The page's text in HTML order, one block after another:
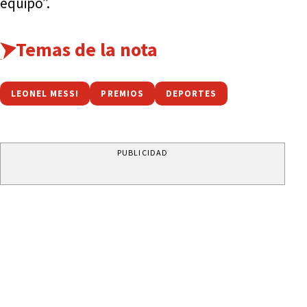
Temas de la nota
LEONEL MESSI PREMIOS DEPORTES
PUBLICIDAD